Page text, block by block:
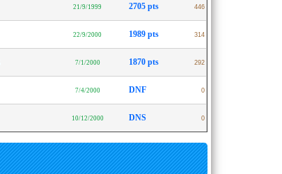
21/9/1999 2705 pts 446
22/9/2000 1989 pts 314
7/1/2000 1870 pts 292
7/4/2000 DNF 0
10/12/2000 DNS 0